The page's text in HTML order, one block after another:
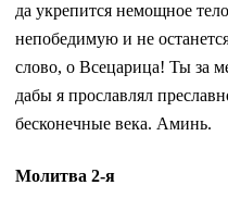
да укрепится немощное
непобедимую и не
слово, о Всецарица! Ты за
дабы я прославлял
бесконечные века. Аминь.
Молитва 2-я